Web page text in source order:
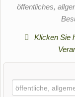
öffentliches,
Klicken Sie